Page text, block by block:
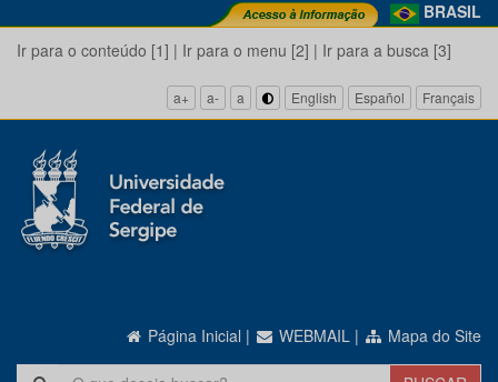
BRASIL
Ir para o conteúdo [1] | Ir para o menu [2] | Ir para a busca [3]
a+ a- a English Español Français
Página Inicial | WEBMAIL | Mapa do Site